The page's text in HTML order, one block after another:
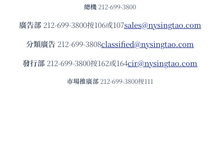
總機 212-699-3800
廣告部212-699-3800按106或107sales@nysingtao.com
分類廣告 212-699-3808classified@nysingtao.com
發⾏部 212-699-3800按162或164cir@nysingtao.com
市場推廣部 212-699-3800按111